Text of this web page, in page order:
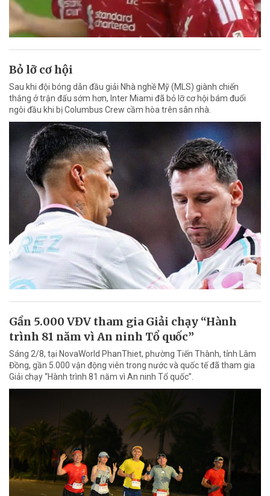
Bỏ lỡ cơ hội
Sau khi đội bóng dẫn đầu giải Nhà nghề Mỹ (MLS) giành chiến
thắng ở trận đấu sớm hơn, Inter Miami đã bỏ lỡ cơ hội bám đuổi
ngôi đầu khi bị Columbus Crew cầm hòa trên sân nhà.
Gần 5.000 VĐV tham gia Giải chạy “Hành
trình 81 năm vì An ninh Tổ quốc”
Sáng 2/8, tại NovaWorld PhanThiet, phường Tiến Thành, tỉnh Lâm
Đồng, gần 5.000 vận động viên trong nước và quốc tế đã tham gia
Giải chạy “Hành trình 81 năm vì An ninh Tổ quốc”.